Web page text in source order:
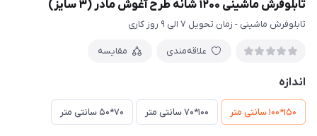
تابلوفرش ماشینی 1200 شانه طرح آغوش مادر (3 سایز)
تابلوفرش ماشینی - زمان تحویل 7 الی 9 روز کاری
علاقه‌مندی مقایسه
اندازه
150*100 سانتی متر 100*70 سانتی متر 70*50 سانتی متر